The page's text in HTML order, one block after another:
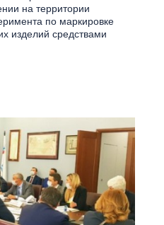
на территории
по маркировке
изделий средствами